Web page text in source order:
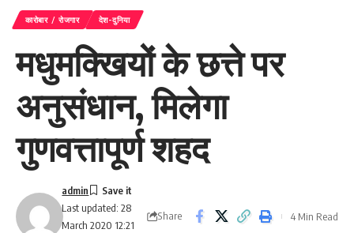
कारोबार / रोजगार देश-दुनिया
मधुमक्खियों के छत्ते पर
अनुसंधान, मिलेगा
गुणवत्तापूर्ण शहद
Last updated: 28
March 2020 12:21
admin
Share 4 Min Read